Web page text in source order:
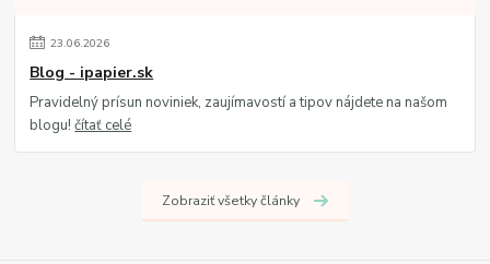
23.06.2026
Blog - ipapier.sk
Pravidelný prísun noviniek, zaujímavostí a tipov nájdete na našom
blogu!čítať celé
Zobraziť všetky články